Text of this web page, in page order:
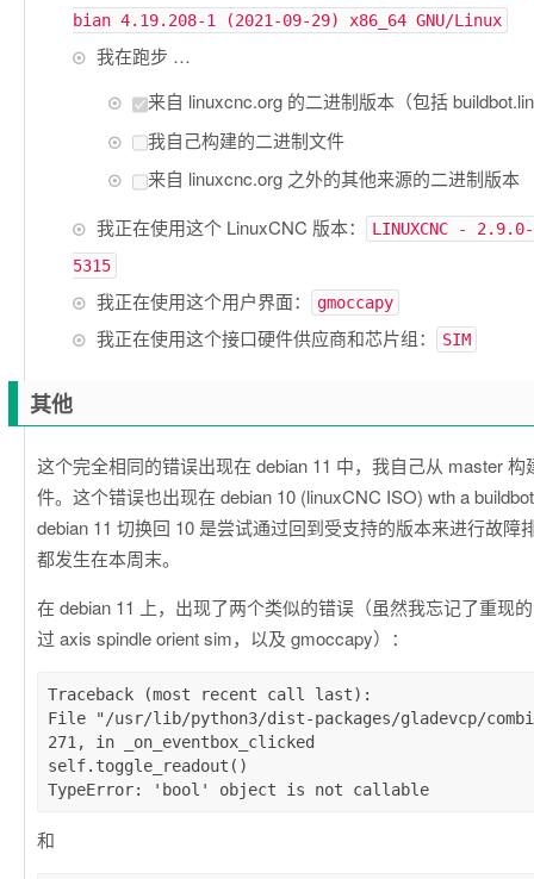
bian 4.19.208-1 (2021-09-29) x86_64 GNU/Linux
我在跑步 …
来自 linuxcnc.org 的二进制版本（包括
我自己构建的二进制文件
来自 linuxcnc.org 之外的其他来源的二进制版本
我正在使用这个 LinuxCNC 版本：
LINUXCNC -
5315
我正在使用这个用户界面： gmoccapy
我正在使用这个接口硬件供应商和芯片组： SIM
其他
这个完全相同的错误出现在 debian 11 中，我自己从 master 构
件。这个错误也出现在 debian 10 (linuxCNC ISO) wth a
debian 11 切换回 10 是尝试通过回到受支持的版本来进行故障
都发生在本周末。
在 debian 11 上，出现了两个类似的错误（虽然我忘记了重现
过 axis spindle orient sim，以及 gmoccapy）：
Traceback (most recent call last):
File "/usr/lib/python3/dist-packages/gladevcp/
271, in _on_eventbox_clicked
self.toggle_readout()
和